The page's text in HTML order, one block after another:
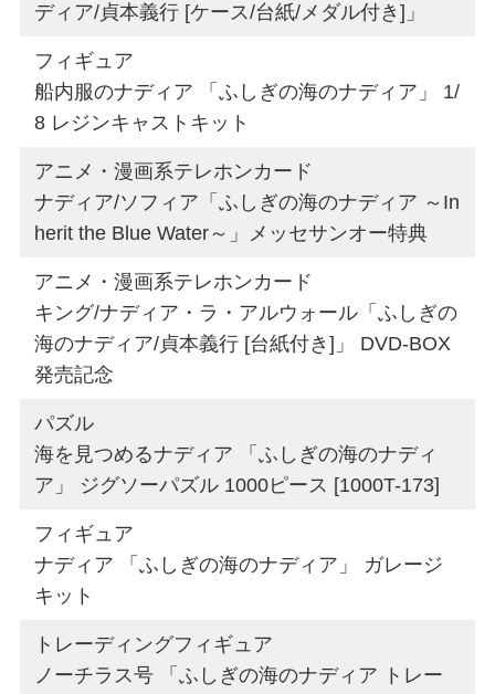
ディア/貞本義行 [ケース/台紙/メダル付き]」
フィギュア
船内服のナディア 「ふしぎの海のナディア」 1/
8 レジンキャストキット
アニメ・漫画系テレホンカード
ナディア/ソフィア「ふしぎの海のナディア ～In
herit the Blue Water～」メッセサンオー特典
アニメ・漫画系テレホンカード
キング/ナディア・ラ・アルウォール「ふしぎの
海のナディア/貞本義行 [台紙付き]」 DVD-BOX
発売記念
パズル
海を見つめるナディア 「ふしぎの海のナディ
ア」 ジグソーパズル 1000ピース [1000T-173]
フィギュア
ナディア 「ふしぎの海のナディア」 ガレージ
キット
トレーディングフィギュア
ノーチラス号 「ふしぎの海のナディア トレー